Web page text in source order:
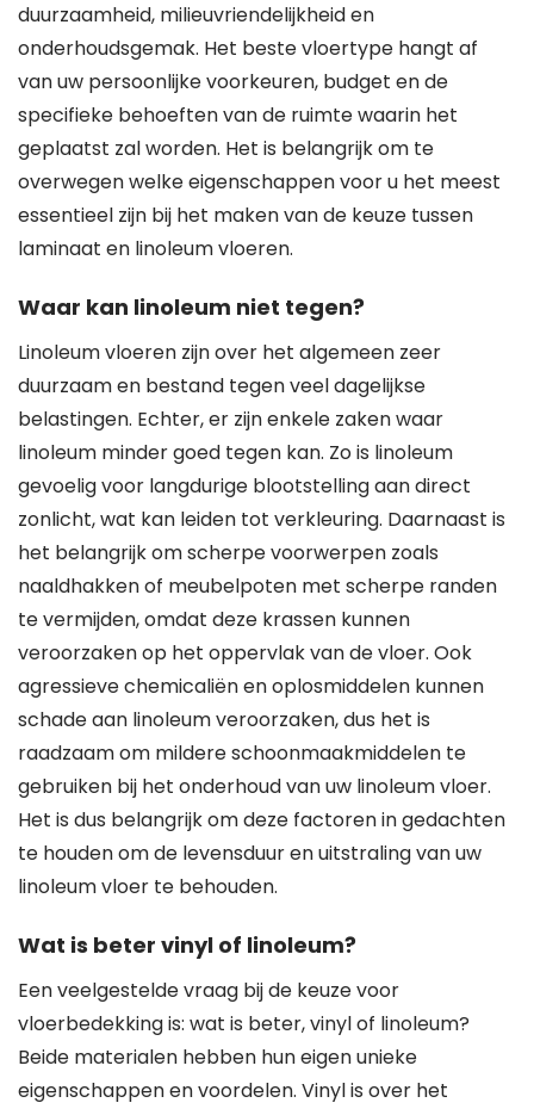
duurzaamheid, milieuvriendelijkheid en
onderhoudsgemak. Het beste vloertype hangt af
van uw persoonlijke voorkeuren, budget en de
specifieke behoeften van de ruimte waarin het
geplaatst zal worden. Het is belangrijk om te
overwegen welke eigenschappen voor u het meest
essentieel zijn bij het maken van de keuze tussen
laminaat en linoleum vloeren.
Waar kan linoleum niet tegen?
Linoleum vloeren zijn over het algemeen zeer
duurzaam en bestand tegen veel dagelijkse
belastingen. Echter, er zijn enkele zaken waar
linoleum minder goed tegen kan. Zo is linoleum
gevoelig voor langdurige blootstelling aan direct
zonlicht, wat kan leiden tot verkleuring. Daarnaast is
het belangrijk om scherpe voorwerpen zoals
naaldhakken of meubelpoten met scherpe randen
te vermijden, omdat deze krassen kunnen
veroorzaken op het oppervlak van de vloer. Ook
agressieve chemicaliën en oplosmiddelen kunnen
schade aan linoleum veroorzaken, dus het is
raadzaam om mildere schoonmaakmiddelen te
gebruiken bij het onderhoud van uw linoleum vloer.
Het is dus belangrijk om deze factoren in gedachten
te houden om de levensduur en uitstraling van uw
linoleum vloer te behouden.
Wat is beter vinyl of linoleum?
Een veelgestelde vraag bij de keuze voor
vloerbedekking is: wat is beter, vinyl of linoleum?
Beide materialen hebben hun eigen unieke
eigenschappen en voordelen. Vinyl is over het